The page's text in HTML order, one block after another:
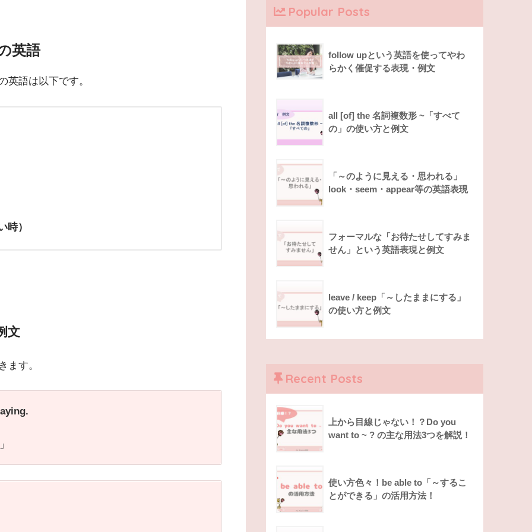
英語
英語は以下です。
）
文
ます。
Popular Posts
follow upという英語を使ってやわ
らかく催促する表現・例文
all [of] the 名詞複数形 ~「すべて
の」の使い方と例文
「～のように見える・思われる」
look・seem・appear等の英語表現
フォーマルな「お待たせしてすみま
せん」という英語表現と例文
leave / keep「～したままにする」
の使い方と例文
Recent Posts
上から目線じゃない！？Do you
want to ~ ? の主な用法3つを解説！
使い方色々！be able to「～するこ
とができる」の活用方法！